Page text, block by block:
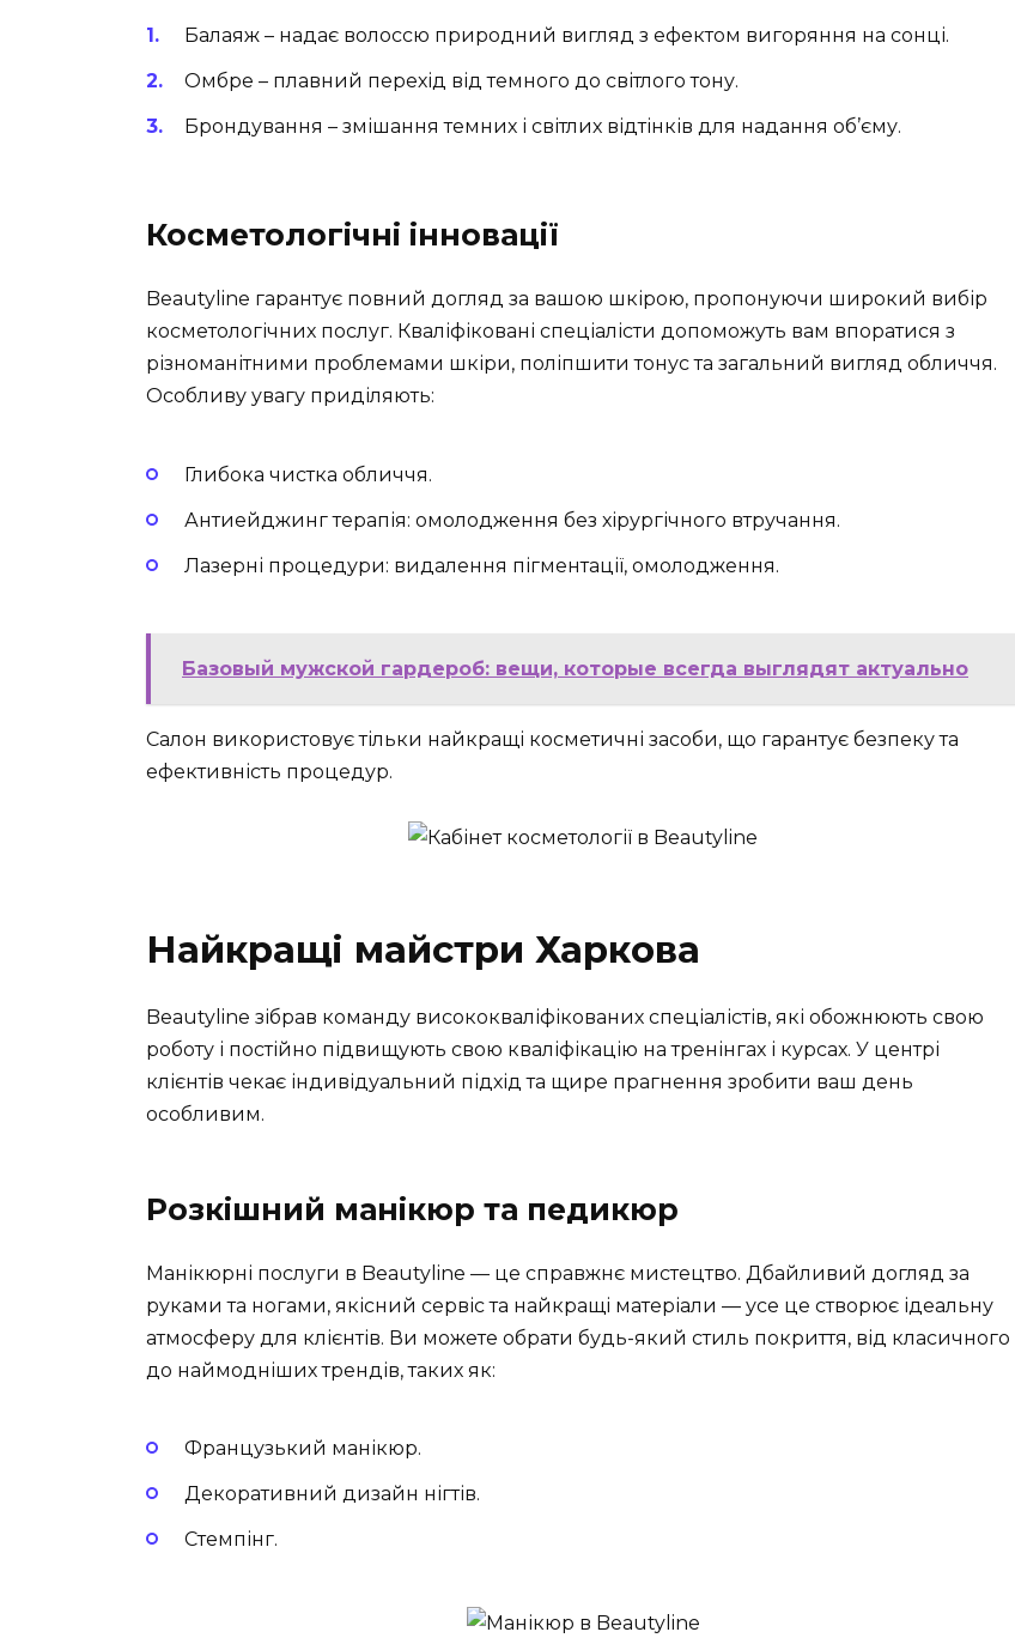
Балаяж – надає волоссю природний вигляд з ефектом вигоряння на сонці.
Омбре – плавний перехід від темного до світлого тону.
Брондування – змішання темних і світлих відтінків для надання об’єму.
Косметологічні інновації
Beautyline гарантує повний догляд за вашою шкірою, пропонуючи широкий вибір
косметологічних послуг. Кваліфіковані спеціалісти допоможуть вам впоратися з
різноманітними проблемами шкіри, поліпшити тонус та загальний вигляд обличчя.
Особливу увагу приділяють:
Глибока чистка обличчя.
Антиейджинг терапія: омолодження без хірургічного втручання.
Лазерні процедури: видалення пігментації, омолодження.
Базовый мужской гардероб: вещи, которые всегда выглядят актуально
Салон використовує тільки найкращі косметичні засоби, що гарантує безпеку та
ефективність процедур.
Найкращі майстри Харкова
Beautyline зібрав команду висококваліфікованих спеціалістів, які обожнюють свою
роботу і постійно підвищують свою кваліфікацію на тренінгах і курсах. У центрі
клієнтів чекає індивідуальний підхід та щире прагнення зробити ваш день
особливим.
Розкішний манікюр та педикюр
Манікюрні послуги в Beautyline — це справжнє мистецтво. Дбайливий догляд за
руками та ногами, якісний сервіс та найкращі матеріали — усе це створює ідеальну
атмосферу для клієнтів. Ви можете обрати будь-який стиль покриття, від класичного
до наймодніших трендів, таких як:
Французький манікюр.
Декоративний дизайн нігтів.
Стемпінг.